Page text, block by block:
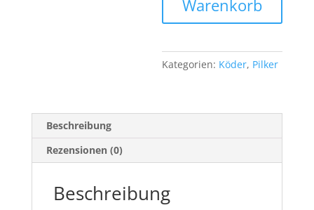
Gramm
Grün
Warenkorb
Kategorien: Köder, Pilker
Beschreibung
Rezensionen (0)
Beschreibung